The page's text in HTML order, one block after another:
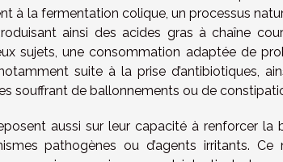
à la fermentation colique, un processus
ainsi des acides gras à chaîne
sujets, une consommation adaptée de
suite à la prise d’antibiotiques,
souffrant de ballonnements ou de
aussi sur leur capacité à renforcer la
pathogènes ou d’agents irritants.